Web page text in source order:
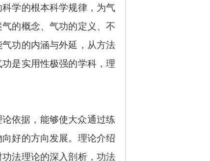
学的根本科学规律，为气
的概念、气功的定义、不
功的内涵与外延，从方法
是实用性极强的学科，理
依据，能够使大众通过练
好的方向发展。理论介绍
法理论的深入剖析，功法